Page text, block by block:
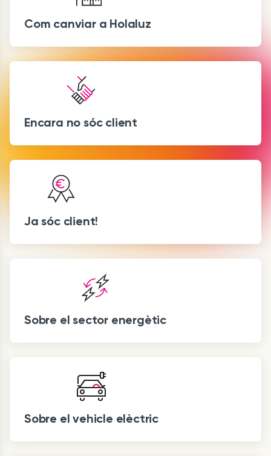
Com canviar a Holaluz
Encara no sóc client
Ja sóc client!
Sobre el sector energètic
Sobre el vehicle elèctric